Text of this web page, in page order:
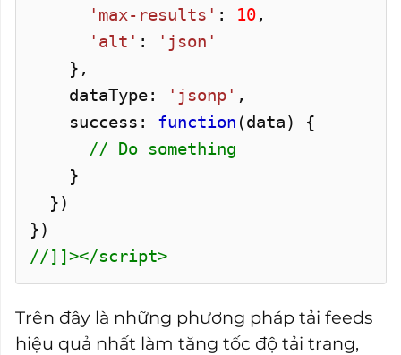
'max-results' : 10,
'alt' :
'json'
},
dataType:
'jsonp' ,
success: function (data) {
// Do something
}
})
})
//]]></script>
Trên đây là những phương pháp tải feeds
hiệu quả nhất làm tăng tốc độ tải trang,